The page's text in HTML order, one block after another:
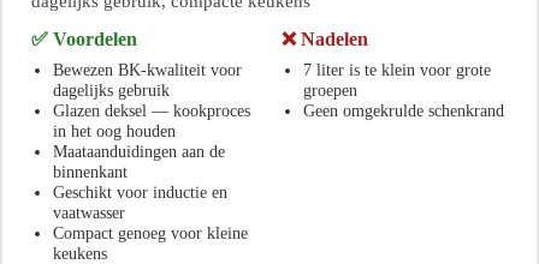
✅ Voordelen
Bewezen BK-kwaliteit voor
dagelijks gebruik
Glazen deksel — kookproces
in het oog houden
Maataanduidingen aan de
binnenkant
Geschikt voor inductie en
vaatwasser
Compact genoeg voor kleine
keukens
❌ Nadelen
7 liter is te klein voor grote
groepen
Geen omgekrulde schenkrand